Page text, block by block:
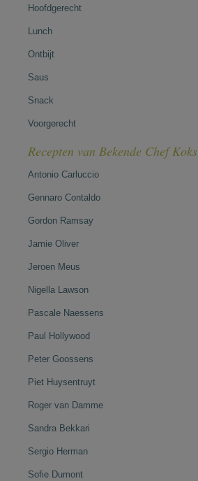
Hoofdgerecht
Lunch
Ontbijt
Saus
Snack
Voorgerecht
Recepten van Bekende Chef Koks
Antonio Carluccio
Gennaro Contaldo
Gordon Ramsay
Jamie Oliver
Jeroen Meus
Nigella Lawson
Pascale Naessens
Paul Hollywood
Peter Goossens
Piet Huysentruyt
Roger van Damme
Sandra Bekkari
Sergio Herman
Sofie Dumont